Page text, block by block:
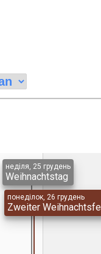
неділя, 25 грудень
Weihnachtstag
понеділок, 26 грудень
Zweiter